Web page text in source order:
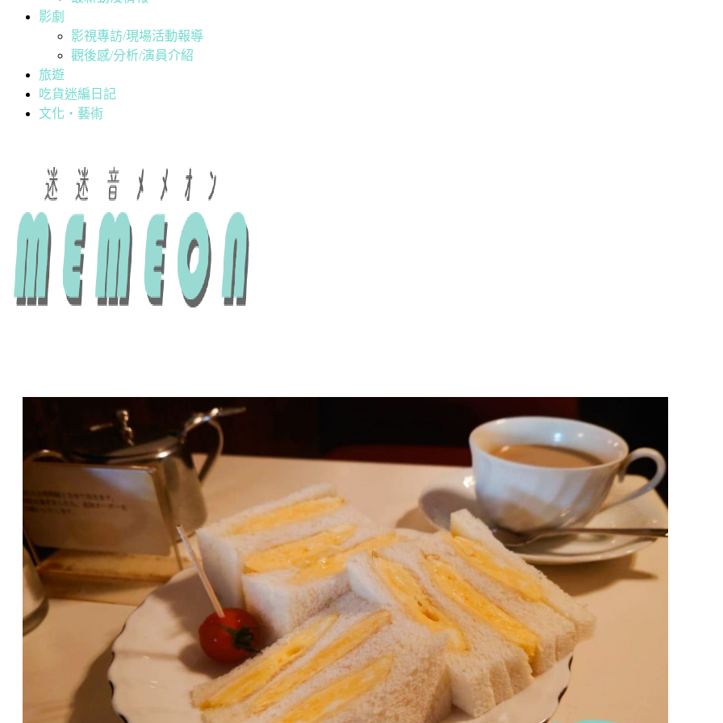
影劇
影視專訪/現場活動報導
觀後感/分析/演員介紹
旅遊
吃貨迷編日記
文化・藝術